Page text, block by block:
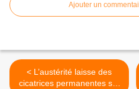
Ajouter un
< L’austérité laisse des
cicatrices permanentes sur